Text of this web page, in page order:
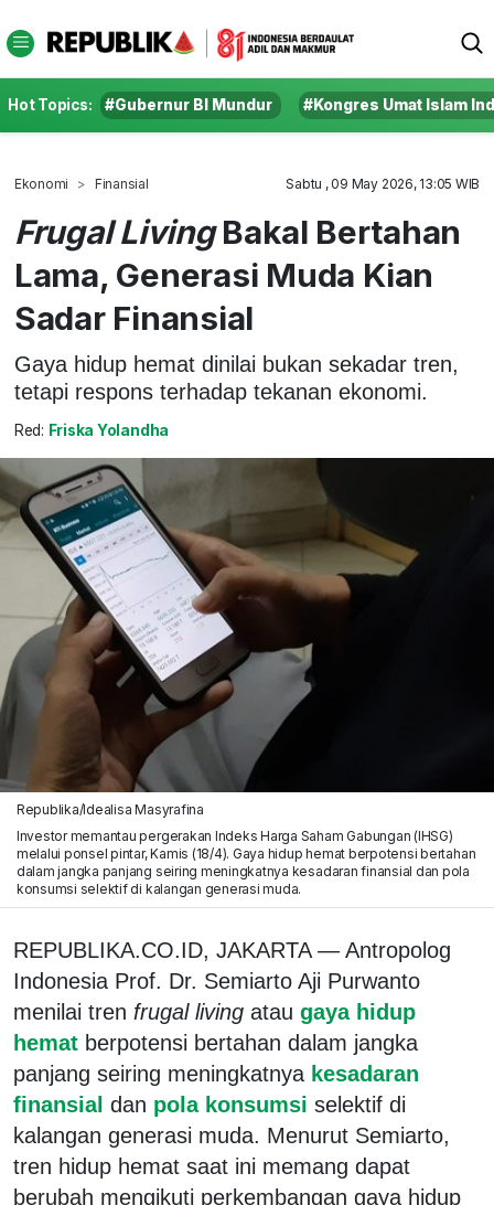
Hot Topics: #Gubernur BI Mundur #Kongres Umat Islam
Ekonomi Finansial Sabtu , 09 May 2026, 13:05 WIB
Frugal LivingBakal Bertahan
Lama, Generasi Muda Kian
Sadar Finansial
Gaya hidup hemat dinilai bukan sekadar tren,
tetapi respons terhadap tekanan ekonomi.
Red: Friska Yolandha
Republika/Idealisa Masyrafina
Investor memantau pergerakan Indeks Harga Saham Gabungan (IHSG)
melalui ponsel pintar, Kamis (18/4). Gaya hidup hemat berpotensi bertahan
dalam jangka panjang seiring meningkatnya kesadaran finansial dan pola
konsumsi selektif di kalangan generasi muda.
REPUBLIKA.CO.ID, JAKARTA — Antropolog
Indonesia Prof. Dr. Semiarto Aji Purwanto
menilai tren frugal living atau gaya hidup
hemat berpotensi bertahan dalam jangka
panjang seiring meningkatnya kesadaran
finansial dan pola konsumsi selektif di
kalangan generasi muda. Menurut Semiarto,
tren hidup hemat saat ini memang dapat
berubah mengikuti perkembangan gaya hidup